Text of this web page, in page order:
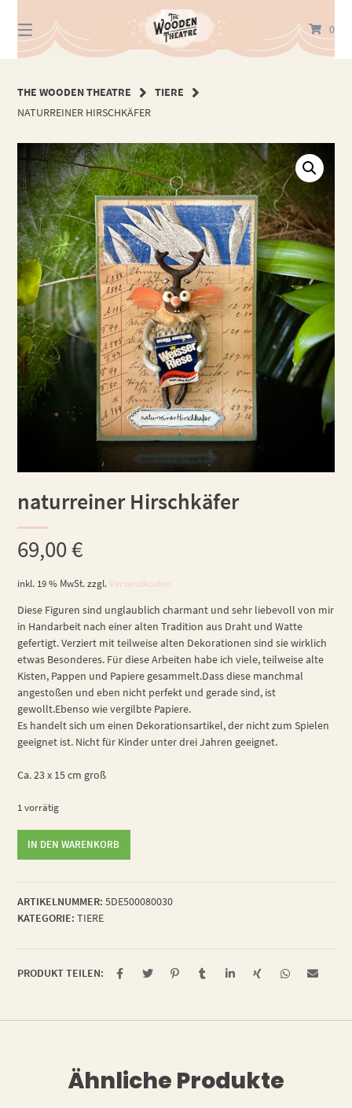
zum
Inhalt
0
THE WOODEN THEATRE
TIERE
NATURREINER HIRSCHKÄFER
naturreiner Hirschkäfer
69,00€
inkl. 19 % MwSt. zzgl.Versandkosten
Diese Figuren sind unglaublich charmant und sehr liebevoll von mir
in Handarbeit nach einer alten Tradition aus Draht und Watte
gefertigt. Verziert mit teilweise alten Dekorationen sind sie wirklich
etwas Besonderes. Für diese Arbeiten habe ich viele, teilweise alte
Kisten, Pappen und Papiere gesammelt.Dass diese manchmal
angestoßen und eben nicht perfekt und gerade sind, ist
gewollt.Ebenso wie vergilbte Papiere.
Es handelt sich um einen Dekorationsartikel, der nicht zum Spielen
geeignet ist. Nicht für Kinder unter drei Jahren geeignet.
Ca. 23 x 15 cm groß
1 vorrätig
IN DEN WARENKORB
ARTIKELNUMMER: 5DE500080030
KATEGORIE: TIERE
PRODUKT TEILEN:
Ähnliche Produkte